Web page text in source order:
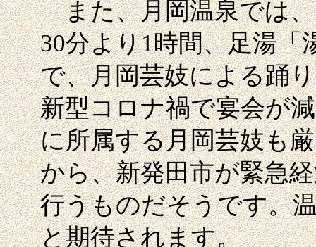
また、月岡温泉では、
30分より1時間、足湯「
で、月岡芸妓による踊
新型コロナ禍で宴会が
に所属する月岡芸妓も
から、新発田市が緊急
行うものだそうです。
と期待されます。